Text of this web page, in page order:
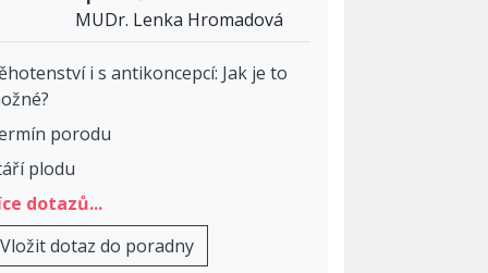
MUDr. Lenka Hromadová
i s antikoncepcí: Jak je to
porodu
plodu
dotazů...
Vložit dotaz do poradny